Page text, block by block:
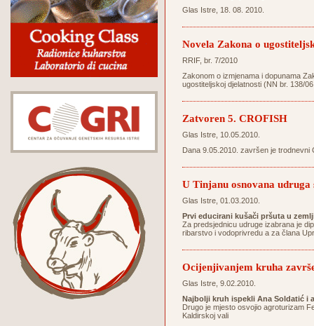
Glas Istre, 18. 08. 2010.
Novela Zakona o
RRIF, br. 7/2010
Zakonom o izmjenama i dopunama
ugostiteljskoj djelatnosti (NN br. 138/
Zatvoren 5. CROFISH
Glas Istre, 10.05.2010.
Dana 9.05.2010. završen je trodnevni
U Tinjanu osnovana
Glas Istre, 01.03.2010.
Prvi educirani kušači pršuta u
Za predsjednicu udruge izabrana je
ribarstvo i vodoprivredu a za člana
Ocijenjivanjem kruha
Glas Istre, 9.02.2010.
Najbolji kruh ispekli Ana Soldatić i
Drugo je mjesto osvojio agroturizam
Kaldirskoj vali